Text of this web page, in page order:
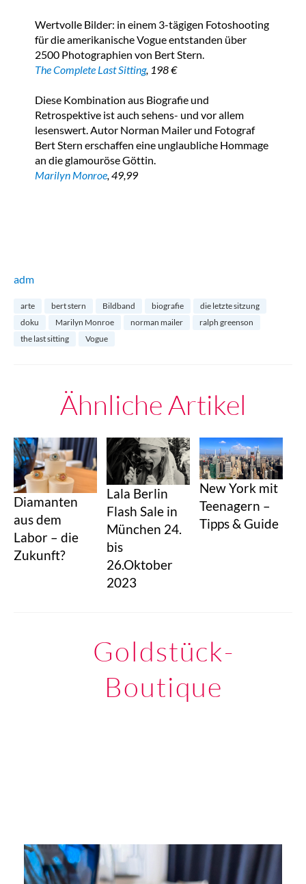
Wertvolle Bilder: in einem 3-tägigen Fotoshooting
für die amerikanische Vogue entstanden über
2500 Photographien von Bert Stern.
The Complete Last Sitting, 198 €
Diese Kombination aus Biografie und
Retrospektive ist auch sehens- und vor allem
lesenswert. Autor Norman Mailer und Fotograf
Bert Stern erschaffen eine unglaubliche Hommage
an die glamouröse Göttin.
Marilyn Monroe, 49,99
adm
arte bert stern Bildband biografie
die letzte sitzung
doku
Marilyn Monroe norman mailer
ralph greenson
the last sitting
Vogue
Ähnliche Artikel
Diamanten
aus dem
Labor – die
Zukunft?
Lala Berlin
Flash Sale in
München 24.
bis
26.Oktober
2023
New York mit
Teenagern –
Tipps & Guide
Goldstück-
Boutique